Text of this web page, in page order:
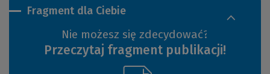
Fragment dla Ciebie
Nie możesz się zdecydować?
Przeczytaj fragment publikacji!